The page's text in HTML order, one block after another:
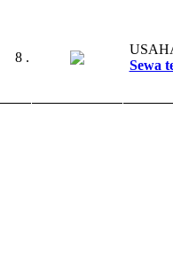
8 .
Sewa